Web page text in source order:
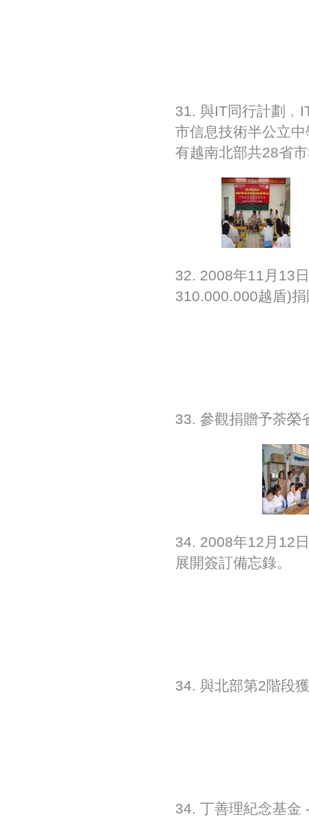
31. 與IT同行計劃
市信息技術半公立
有越南北部共28省
32. 2008年11月13
310.000.000越盾)
33. 參觀捐贈予荼榮
34. 2008年12月12
展開簽訂備忘錄。
34. 與北部第2階段
34. 丁善理紀念基金